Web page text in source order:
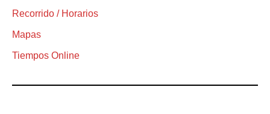
Recorrido / Horarios
Mapas
Tiempos Online